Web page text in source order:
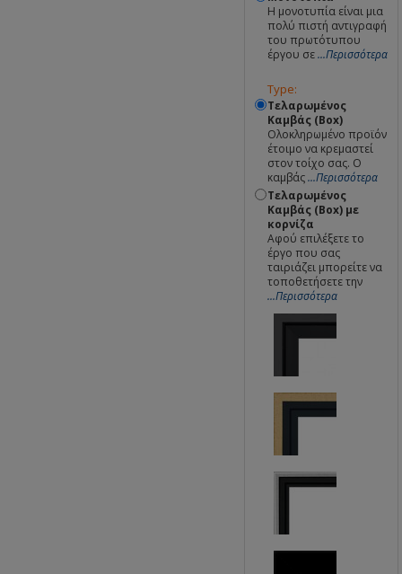
Η μονοτυπία είναι μια
πολύ πιστή αντιγραφή
του πρωτότυπου
έργου σε...Περισσότερα
Type:
Τελαρωμένος
Καμβάς (Box)
Ολοκληρωμένο προϊόν
έτοιμο να κρεμαστεί
στον τοίχο σας. Ο
καμβάς...Περισσότερα
Τελαρωμένος
Καμβάς (Box) με
κορνίζα
Αφού επιλέξετε το
έργο που σας
ταιριάζει μπορείτε να
τοποθετήσετε την
...Περισσότερα